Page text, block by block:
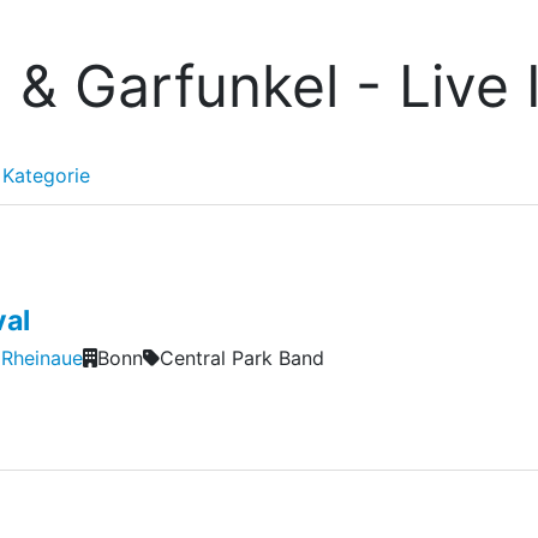
& Garfunkel - Live
Kategorie
Bonn Central Park Band